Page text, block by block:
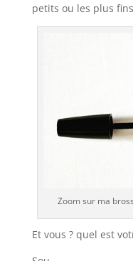
petits ou les plus
Zoom sur ma
Et vous ? quel est